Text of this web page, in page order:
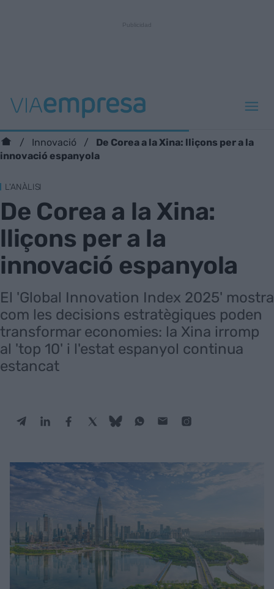
Innovació
De Corea a la Xina: lliçons per a la
innovació espanyola
L'ANÀLISI
De Corea a la Xina:
lliçons per a la
innovació espanyola
El 'Global Innovation Index 2025' mostra
com les decisions estratègiques poden
transformar economies: la Xina irromp
al 'top 10' i l'estat espanyol continua
estancat